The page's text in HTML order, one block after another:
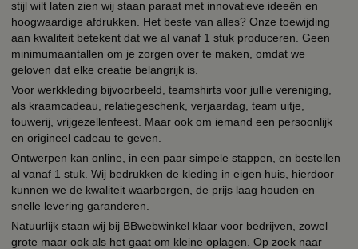
stijl wilt laten zien wij staan paraat met innovatieve ideeën en
hoogwaardige afdrukken. Het beste van alles? Onze toewijding
aan kwaliteit betekent dat we al vanaf 1 stuk produceren. Geen
minimumaantallen om je zorgen over te maken, omdat we
geloven dat elke creatie belangrijk is.
Voor werkkleding bijvoorbeeld, teamshirts voor jullie vereniging,
als kraamcadeau, relatiegeschenk, verjaardag, team uitje,
touwerij, vrijgezellenfeest. Maar ook om iemand een persoonlijk
en origineel cadeau te geven.
Ontwerpen kan online, in een paar simpele stappen, en bestellen
al vanaf 1 stuk. Wij bedrukken de kleding in eigen huis, hierdoor
kunnen we de kwaliteit waarborgen, de prijs laag houden en
snelle levering garanderen.
Natuurlijk staan wij bij BBwebwinkel klaar voor bedrijven, zowel
grote maar ook als het gaat om kleine oplagen. Op zoek naar